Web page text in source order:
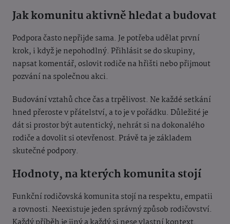
Jak komunitu aktivně hledat a budovat
Podpora často nepřijde sama. Je potřeba udělat první
krok, i když je nepohodlný. Přihlásit se do skupiny,
napsat komentář, oslovit rodiče na hřišti nebo přijmout
pozvání na společnou akci.
Budování vztahů chce čas a trpělivost. Ne každé setkání
hned přeroste v přátelství, a to je v pořádku. Důležité je
dát si prostor být autentický, nehrát si na dokonalého
rodiče a dovolit si otevřenost. Právě ta je základem
skutečné podpory.
Hodnoty, na kterých komunita stojí
Funkční rodičovská komunita stojí na respektu, empatii
a rovnosti. Neexistuje jeden správný způsob rodičovství.